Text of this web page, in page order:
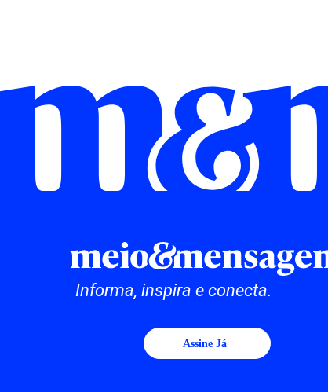
Informa, inspira e conecta.
Assine Já